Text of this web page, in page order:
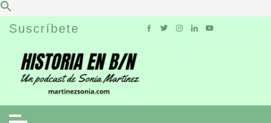
Skip
content
Suscríbete